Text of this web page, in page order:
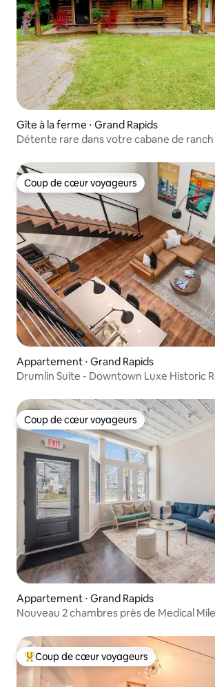
Gîte à la ferme ⋅ Grand Rapids
Détente rare dans votre cabane de
Coup de cœur voyageurs
Coup de cœur voyageurs
Appartement ⋅ Grand Rapids
Drumlin Suite - Downtown Luxe Historic
Coup de cœur voyageurs
Coup de cœur voyageurs
Appartement ⋅ Grand Rapids
Nouveau 2 chambres près de Medical Mile
Coups de cœur voyageurs les plus
Coup de cœur voyageurs